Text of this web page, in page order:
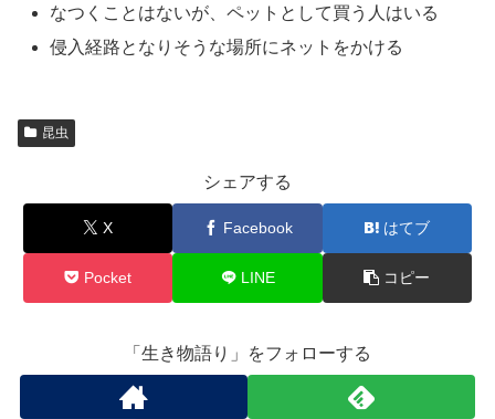
なつくことはないが、ペットとして買う人はいる
侵入経路となりそうな場所にネットをかける
昆虫
シェアする
X Facebook はてブ
Pocket LINE コピー
「生き物語り」をフォローする